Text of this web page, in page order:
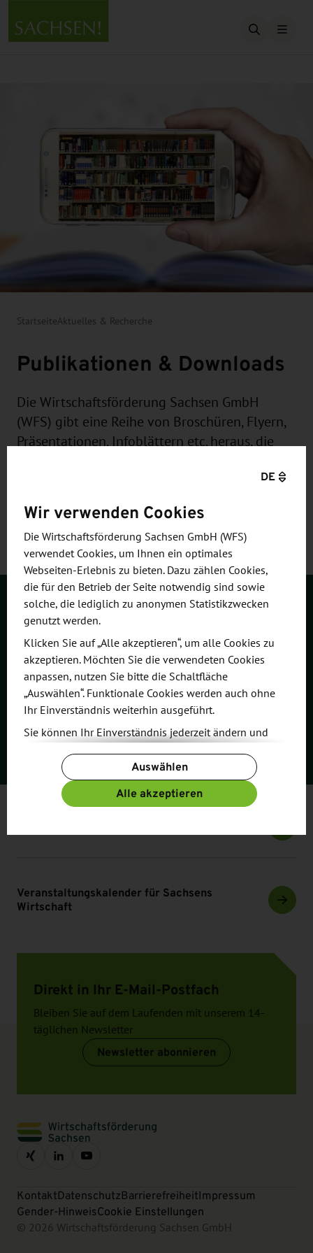
Suche
StartseiteAktuelles & Recherche
Publikationen & Downloads
Die Wirtschaftsförderung Sachsen GmbH
(WFS) gibt eine Reihe von Broschüren, Flyern,
Präsentationen, Infoblättern etc. heraus, die
Branchen und die Arbeit der WFS vorstellen.
Kontakt
Katrin Golde
Branchen, Innovation & Marketing
+49-351-2138 252
Anrufen: +49-351-2138 252
Veranstaltungskalender für Sachsens
Wirtschaft
Direkt in Ihr E-Mail-Postfach
Bleiben Sie auf dem Laufenden mit unserem 14-
täglichen Newsletter
Newsletter abonnieren
KontaktDatenschutzBarrierefreiheitImpressum
Gender-HinweisCookie Einstellungen
© 2026 Wirtschaftsförderung Sachsen GmbH
DE
Wir verwenden Cookies
Die Wirtschaftsförderung Sachsen GmbH (WFS)
verwendet Cookies, um Ihnen ein optimales
Webseiten-Erlebnis zu bieten. Dazu zählen Cookies,
die für den Betrieb der Seite notwendig sind sowie
solche, die lediglich zu anonymen Statistikzwecken
genutzt werden.
Klicken Sie auf „Alle akzeptieren“, um alle Cookies zu
akzeptieren. Möchten Sie die verwendeten Cookies
anpassen, nutzen Sie bitte die Schaltfläche
„Auswählen“. Funktionale Cookies werden auch ohne
Ihr Einverständnis weiterhin ausgeführt.
Sie können Ihr Einverständnis jederzeit ändern und
Schaltfläche „Cookie-Einstellungen ändern“ zur
Verfügung.
Weitere Informationen finden Sie in unseren
unseremImpressum.
Auswählen
Alle akzeptieren